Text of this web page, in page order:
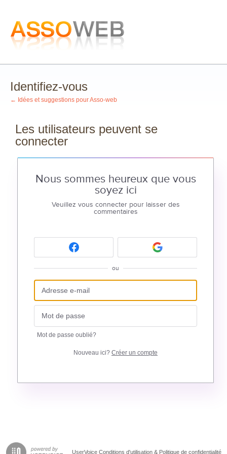
Identifiez-vous
← Idées et suggestions pour Asso-web
Les utilisateurs peuvent se
connecter
Nous sommes heureux que vous
soyez ici
Veuillez vous connecter pour laisser des
commentaires
ou
Mot de passe oublié?
Nouveau ici? Créer un compte
UserVoice Conditions d'utilisation & Politique de confidentialité